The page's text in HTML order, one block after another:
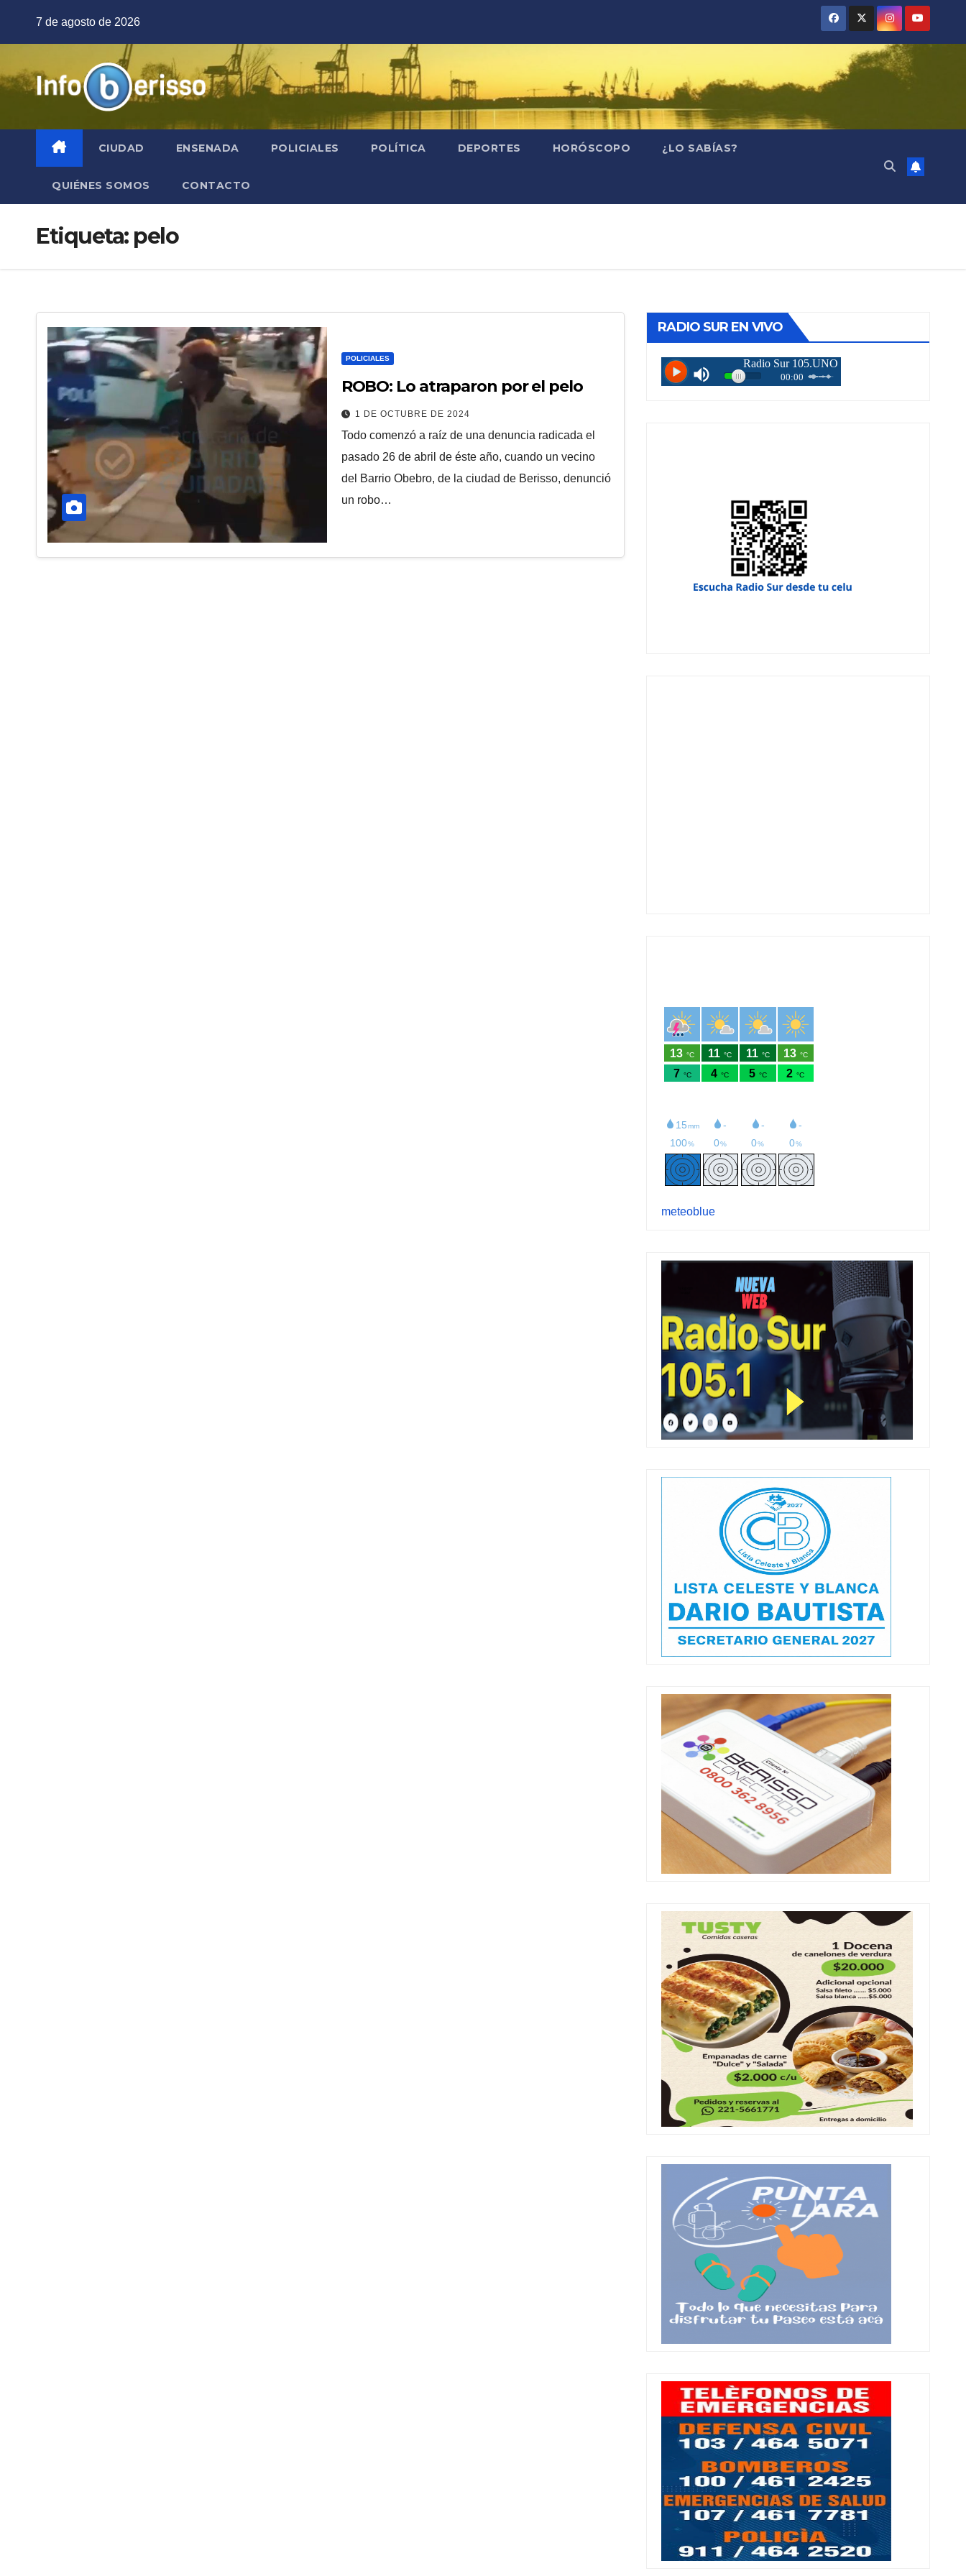
7 de agosto de 2026
CIUDAD ENSENADA POLICIALES POLÍTICA DEPORTES HORÓSCOPO ¿LO SABÍAS?
QUIÉNES SOMOS CONTACTO
Etiqueta: pelo
POLICIALES
ROBO: Lo atraparon por el pelo
1 DE OCTUBRE DE 2024
Todo comenzó a raíz de una denuncia radicada el
pasado 26 de abril de éste año, cuando un vecino
del Barrio Obebro, de la ciudad de Berisso, denunció
un robo…
RADIO SUR EN VIVO
meteoblue